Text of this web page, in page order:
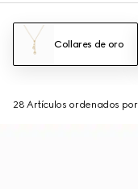
Collares de oro
28 Artículos ordenados por